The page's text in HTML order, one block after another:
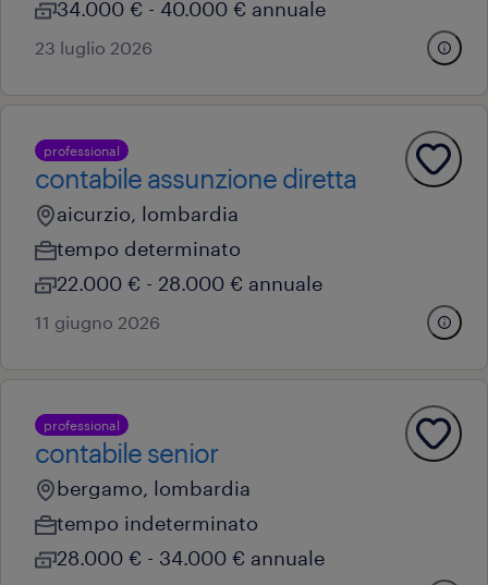
34.000 € - 40.000 € annuale
23 luglio 2026
professional
contabile assunzione diretta
aicurzio, lombardia
tempo determinato
22.000 € - 28.000 € annuale
11 giugno 2026
professional
contabile senior
bergamo, lombardia
tempo indeterminato
28.000 € - 34.000 € annuale